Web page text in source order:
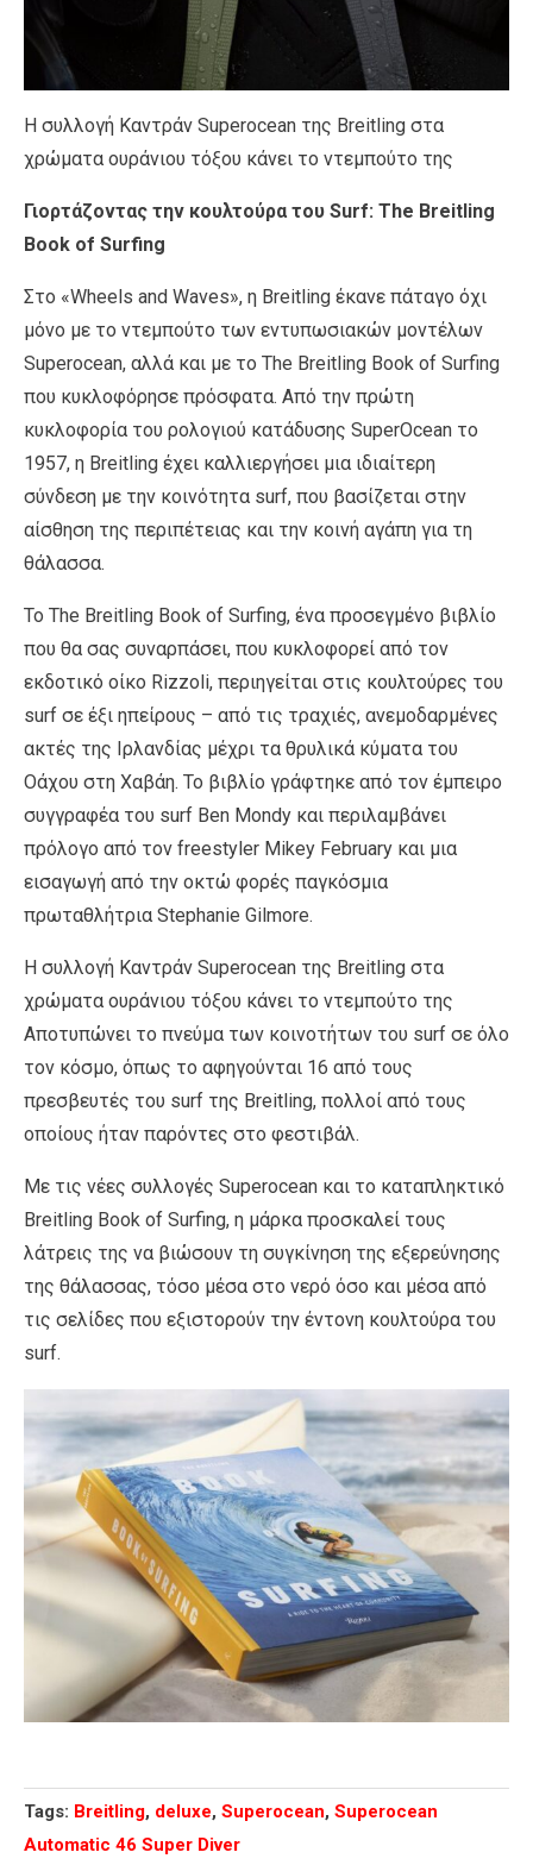
Η συλλογή Καντράν Superocean της Breitling στα
χρώματα ουράνιου τόξου κάνει το ντεμπούτο της
Γιορτάζοντας την κουλτούρα του Surf: The Breitling
Book of Surfing
Στο «Wheels and Waves», η Breitling έκανε πάταγο όχι
μόνο με το ντεμπούτο των εντυπωσιακών μοντέλων
Superocean, αλλά και με το The Breitling Book of Surfing
που κυκλοφόρησε πρόσφατα. Από την πρώτη
κυκλοφορία του ρολογιού κατάδυσης SuperOcean το
1957, η Breitling έχει καλλιεργήσει μια ιδιαίτερη
σύνδεση με την κοινότητα surf, που βασίζεται στην
αίσθηση της περιπέτειας και την κοινή αγάπη για τη
θάλασσα.
Το The Breitling Book of Surfing, ένα προσεγμένο βιβλίο
που θα σας συναρπάσει, που κυκλοφορεί από τον
εκδοτικό οίκο Rizzoli, περιηγείται στις κουλτούρες του
surf σε έξι ηπείρους – από τις τραχιές, ανεμοδαρμένες
ακτές της Ιρλανδίας μέχρι τα θρυλικά κύματα του
Οάχου στη Χαβάη. Το βιβλίο γράφτηκε από τον έμπειρο
συγγραφέα του surf Ben Mondy και περιλαμβάνει
πρόλογο από τον freestyler Mikey February και μια
εισαγωγή από την οκτώ φορές παγκόσμια
πρωταθλήτρια Stephanie Gilmore.
Η συλλογή Καντράν Superocean της Breitling στα
χρώματα ουράνιου τόξου κάνει το ντεμπούτο της
Αποτυπώνει το πνεύμα των κοινοτήτων του surf σε όλο
τον κόσμο, όπως το αφηγούνται 16 από τους
πρεσβευτές του surf της Breitling, πολλοί από τους
οποίους ήταν παρόντες στο φεστιβάλ.
Με τις νέες συλλογές Superocean και το καταπληκτικό
Breitling Book of Surfing, η μάρκα προσκαλεί τους
λάτρεις της να βιώσουν τη συγκίνηση της εξερεύνησης
της θάλασσας, τόσο μέσα στο νερό όσο και μέσα από
τις σελίδες που εξιστορούν την έντονη κουλτούρα του
surf.
Tags: Breitling, deluxe, Superocean, Superocean
Automatic 46 Super Diver